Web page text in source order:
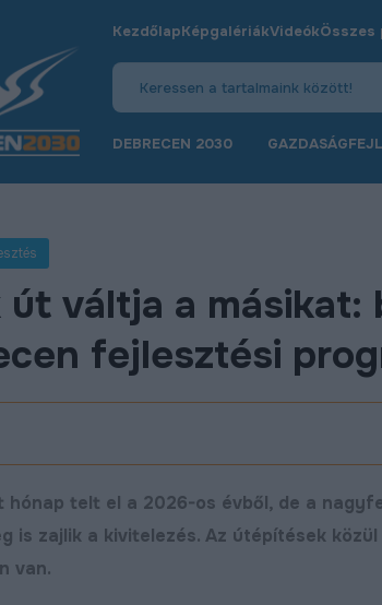
KezdőlapKépgalériákVideókÖsszes
DEBRECEN 2030
út váltja a
fejlesztési
hónap telt el a 2026-os évből, de a
is zajlik a kivitelezés. Az útépítések
van.